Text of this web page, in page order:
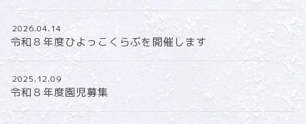
2026.04.14
令和８年度ひよっこくらぶを開催します
2025.12.09
令和８年度園児募集